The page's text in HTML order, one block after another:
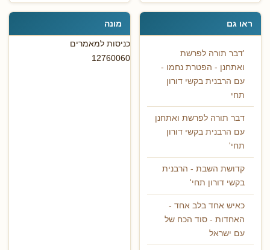
ראו גם
'דבר תורה לפרשת
ואתחנן - הפטרת נחמו -
עם הרבנית בקשי דורון
תחי
דבר תורה לפרשת ואתחנן
עם הרבנית בקשי דורון
תחי'
קדושת השבת - הרבנית
בקשי דורון תחי'
כאיש אחד בלב אחד -
האחדות - סוד הכח של
עם ישראל
מונה
כניסות למאמרים
12760060